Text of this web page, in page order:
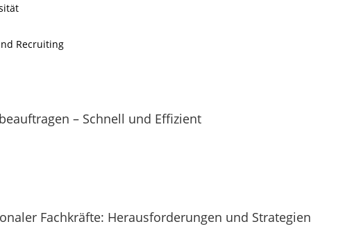
Recruiting
– Schnell und Effizient
Fachkräfte: Herausforderungen und Strategien